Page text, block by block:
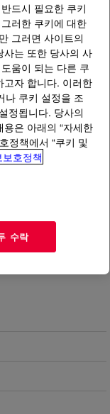
Low Density
in
snack
드시 필요한 쿠키
러한 쿠키에 대한
그러면 사이트의
사는 또한 당사의 사
움이 되는 다른 쿠
자 합니다. 이러한
나 쿠키 설정을 조
정됩니다. 당사의
은 아래의 “자세한
정책에서 “쿠키 및
호정책
수락